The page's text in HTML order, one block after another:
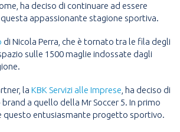
ha deciso di continuare ad essere
appassionante stagione sportiva.
di Nicola Perra, che è tornato tra le fila degli
sulle 1500 maglie indossate dagli
la KBK Servizi alle Imprese , ha deciso di
a quello della Mr Soccer 5. In primo
questo entusiasmante progetto sportivo.